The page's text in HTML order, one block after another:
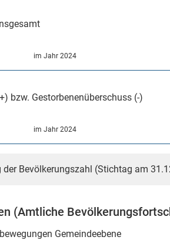
im Jahr 2024
bzw. Gestorbenenüberschuss (-)
im Jahr 2024
der Bevölkerungszahl (Stichtag am
(Amtliche
Gemeindeebene